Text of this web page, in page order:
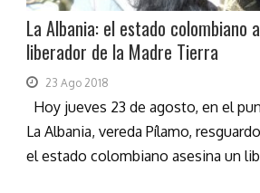
La Albania: el estado colombiano
liberador de la Madre Tierra
23 Ago 2018
Hoy jueves 23 de agosto, en el
La Albania, vereda Pílamo,
el estado colombiano asesina un